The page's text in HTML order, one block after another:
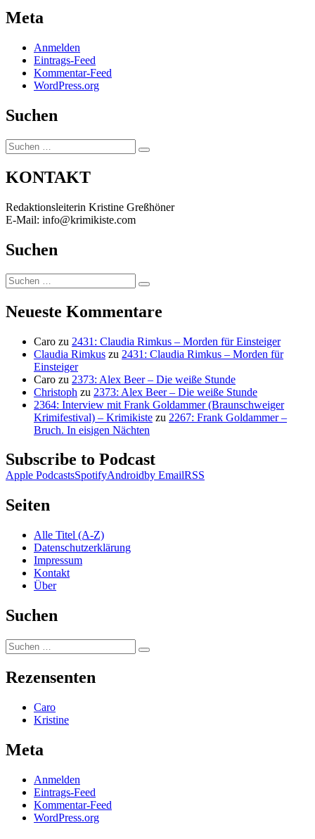
Meta
Anmelden
Eintrags-Feed
Kommentar-Feed
WordPress.org
Suchen
Suchen
nach:
Suchen
KONTAKT
Redaktionsleiterin Kristine Greßhöner
E-Mail: info@krimikiste.com
Suchen
Suchen
nach:
Suchen
Neueste Kommentare
Caro zu 2431: Claudia Rimkus – Morden für Einsteiger
Claudia Rimkus zu 2431: Claudia Rimkus – Morden für
Einsteiger
Caro zu 2373: Alex Beer – Die weiße Stunde
Christoph zu 2373: Alex Beer – Die weiße Stunde
2364: Interview mit Frank Goldammer (Braunschweiger
Krimifestival) – Krimikiste zu 2267: Frank Goldammer –
Bruch. In eisigen Nächten
Subscribe to Podcast
Apple PodcastsSpotifyAndroidby EmailRSS
Seiten
Alle Titel (A-Z)
Datenschutzerklärung
Impressum
Kontakt
Über
Suchen
Suchen
nach:
Suchen
Rezensenten
Caro
Kristine
Meta
Anmelden
Eintrags-Feed
Kommentar-Feed
WordPress.org